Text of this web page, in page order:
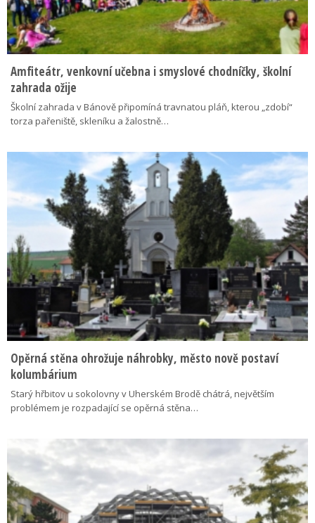
Amfiteátr, venkovní učebna i smyslové chodníčky, školní
zahrada ožije
Školní zahrada v Bánově připomíná travnatou pláň, kterou „zdobí“
torza pařeniště, skleníku a žalostně…
Opěrná stěna ohrožuje náhrobky, město nově postaví
kolumbárium
Starý hřbitov u sokolovny v Uherském Brodě chátrá, největším
problémem je rozpadající se opěrná stěna…